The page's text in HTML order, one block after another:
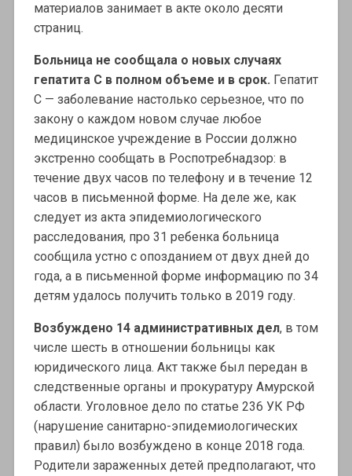
материалов занимает в акте около десяти
страниц.
Больница не сообщала о новых случаях
гепатита С в полном объеме и в срок. Гепатит
С — заболевание настолько серьезное, что по
закону о каждом новом случае любое
медицинское учреждение в России должно
экстренно сообщать в Роспотребнадзор: в
течение двух часов по телефону и в течение 12
часов в письменной форме. На деле же, как
следует из акта эпидемиологического
расследования, про 31 ребенка больница
сообщила устно с опозданием от двух дней до
года, а в письменной форме информацию по 34
детям удалось получить только в 2019 году.
Возбуждено 14 административных дел, в том
числе шесть в отношении больницы как
юридического лица. Акт также был передан в
следственные органы и прокуратуру Амурской
области. Уголовное дело по статье 236 УК РФ
(нарушение санитарно-эпидемиологических
правил) было возбуждено в конце 2018 года.
Родители зараженных детей предполагают, что